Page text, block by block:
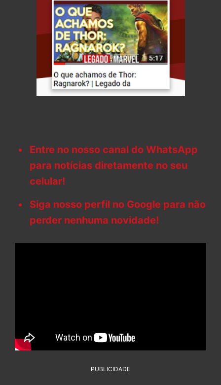
Entre no nosso canal do WhatsApp
para notícias diretamente no seu
celular!
Siga nosso perfil no Google para não
perder nenhuma novidade!
PUBLICIDADE